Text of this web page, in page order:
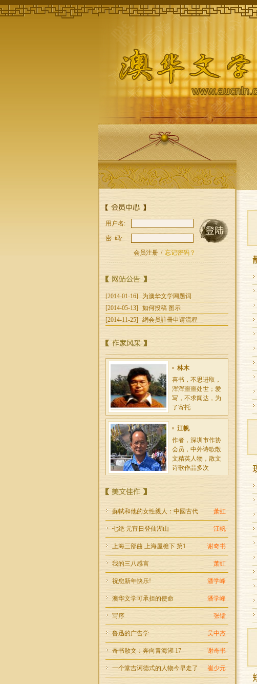
用户名:
密 码:
会员注册 / 忘记密码？
[2014-01-16]
为澳华文学网题词
[2014-05-13]
如何投稿 图示
[2014-11-25]
網会员註冊申请流程
萧虹
澳大利亚华裔学
人，曾任教于悉尼
大学中文系。新加
坡南洋大学学士
邹唯韬
林爽
1990年自香港移居
紐西蘭後 潛心研究
李富祺
笔名 夫基，广东深
圳人。大学华业
林木
喜书，不思进取，
浑浑噩噩处世；爱
写，不求闻达，为
了寄托
江帆
作者，深圳市作协
会员，中外诗歌散
文精英人物，散文
诗歌作品多次
華中科技大學新聞
谢奇书
笔名 奇书。1988年
生于上海，现为大
张锐
我是一个来澳三十
多年的老留学生，
依然喜欢探索文字
王海晖
笔名：华圆，江苏
蘇軾和他的女性親人：中國古代 萧虹
七绝 元宵日登仙湖山 江帆
上海三部曲 上海屋檐下 第1 谢奇书
我的三八感言 萧虹
祝您新年快乐! 潘学峰
澳华文学可承担的使命 潘学峰
写序 张镭
鲁迅的广告学 吴中杰
奇书散文：奔向青海湖 17 谢奇书
一个堂吉诃德式的人物今早走了 崔少元